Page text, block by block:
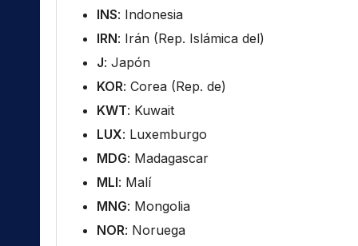
INS: Indonesia
IRN: Irán (Rep. Islámica del)
J: Japón
KOR: Corea (Rep. de)
KWT: Kuwait
LUX: Luxemburgo
MDG: Madagascar
MLI: Malí
MNG: Mongolia
NOR: Noruega